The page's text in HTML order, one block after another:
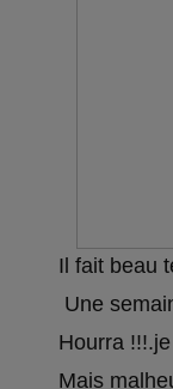
Il fait beau
Une
Hourra
Mais